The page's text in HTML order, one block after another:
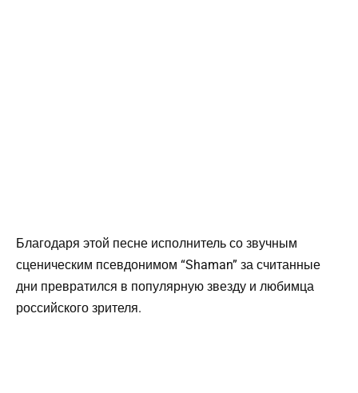
Благодаря этой песне исполнитель со звучным
сценическим псевдонимом “Shaman” за считанные
дни превратился в популярную звезду и любимца
российского зрителя.